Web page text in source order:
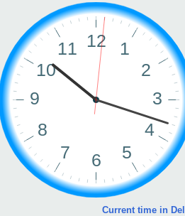
Current time in